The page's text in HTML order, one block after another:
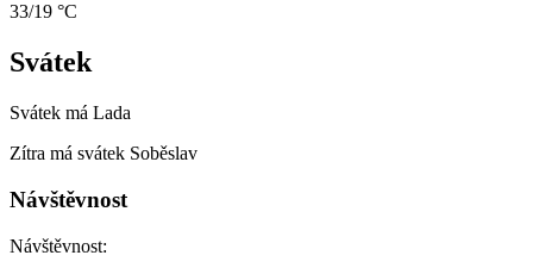
33/19 °C
Svátek
Svátek má Lada
Zítra má svátek Soběslav
Návštěvnost
Návštěvnost: